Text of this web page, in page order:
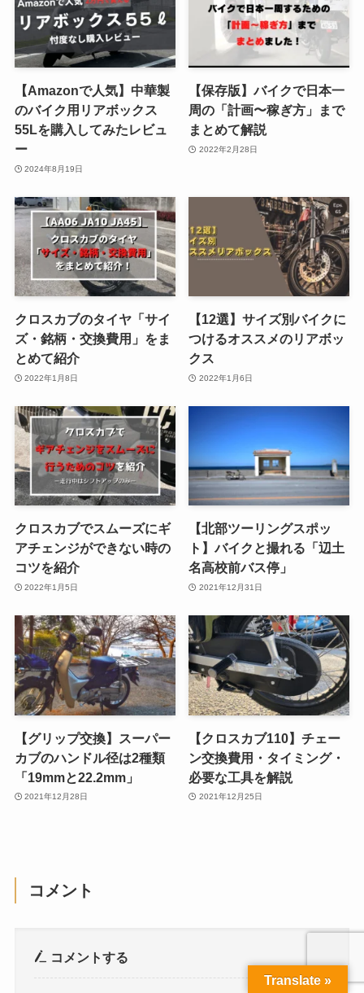
【Amazonで人気】中華製
のバイク用リアボックス
55Lを購入してみたレビュ
ー
2024年8月19日
【保存版】バイクで日本一
周の「計画〜稼ぎ方」まで
まとめて解説
2022年2月28日
クロスカブのタイヤ「サイ
ズ・銘柄・交換費用」をま
とめて紹介
2022年1月8日
【12選】サイズ別バイクに
つけるオススメのリアボッ
クス
2022年1月6日
クロスカブでスムーズにギ
アチェンジができない時の
コツを紹介
2022年1月5日
【北部ツーリングスポッ
ト】バイクと撮れる「辺土
名高校前バス停」
2021年12月31日
【グリップ交換】スーパー
カブのハンドル径は2種類
「19mmと22.2mm」
2021年12月28日
【クロスカブ110】チェー
ン交換費用・タイミング・
必要な工具を解説
2021年12月25日
コメント
コメントする
Translate »